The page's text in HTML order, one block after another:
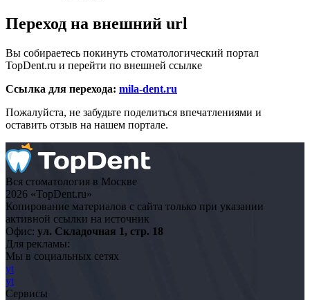
Переход на внешний url
Вы собираетесь покинуть стоматологический портал
TopDent.ru и перейти по внешней ссылке
Ссылка для перехода: mila-dent.ru
Пожалуйста, не забудьте поделиться впечатлениями и
оставить отзыв на нашем портале.
Вся стоматология в Москве
2026 «TopDent.ru»
Копирование материалов с сайта только при указании
активной ссылки на источник
Офис: ул. Складочная 1, стр. 18
Для рекламы:
Мы в социальных сетях
yt
yt
Сервисы